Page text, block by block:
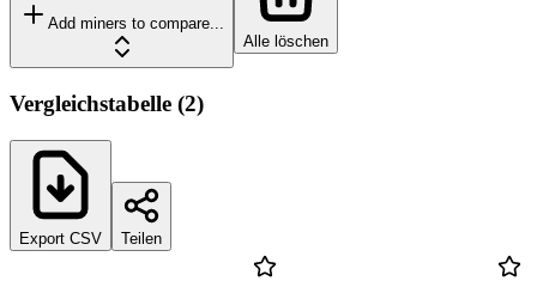
Add miners to compare...
Alle löschen
Vergleichstabelle (2)
Export CSV Teilen